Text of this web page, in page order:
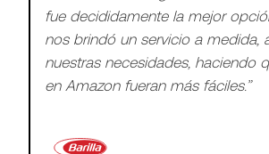
fue decididamente la mejor
nos brindó un servicio a medida,
nuestras necesidades, haciendo
en Amazon fueran más fáciles.”